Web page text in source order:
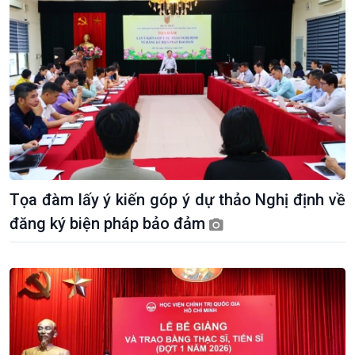
Tọa đàm lấy ý kiến góp ý dự thảo Nghị định về
đăng ký biện pháp bảo đảm